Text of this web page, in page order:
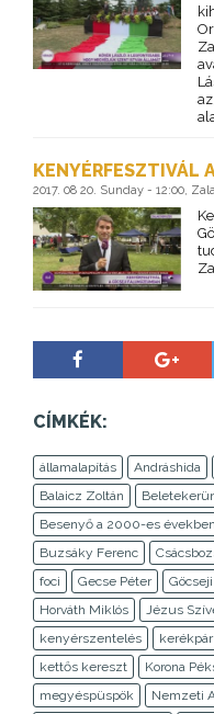
KENYÉRFESZTIVÁL
2017. 08 20. Sunday - 12:00,
CÍMKÉK:
államalapítás Andráshida
Balaicz Zoltán
Besenyő a 2000-es
Buzsáky Ferenc
foci
Gecse Péter
Horváth Miklós
Jézus
kenyérszentelés
kerékpár
kettős kereszt
Korona
megyéspüspök
Nemzeti